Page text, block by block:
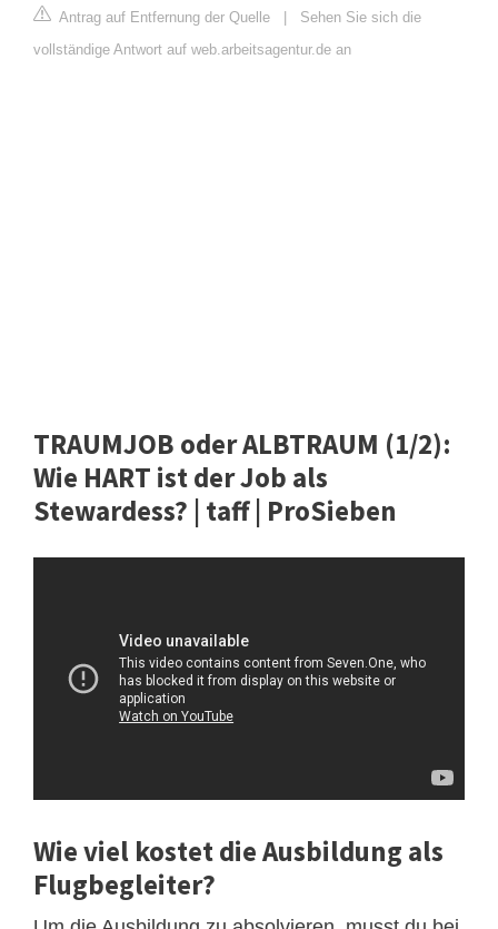
Antrag auf Entfernung der Quelle
Sehen Sie sich die
vollständige Antwort auf web.arbeitsagentur.de an
TRAUMJOB oder ALBTRAUM (1/2):
Wie HART ist der Job als
Stewardess? | taff | ProSieben
Wie viel kostet die Ausbildung als
Flugbegleiter?